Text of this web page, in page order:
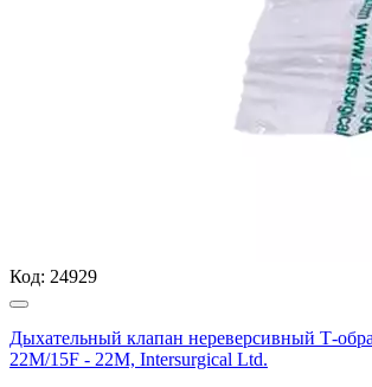
Код: 24929
Дыхательный клапан нереверсивный Т-
22М/15F - 22М, Intersurgical Ltd.